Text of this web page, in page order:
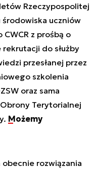
Rzeczypospolitej
środowiska uczniów
z prośbą o
do służby
przesłanej przez
szkolenia
oraz sama
Terytorialnej
Możemy
obecnie rozwiązania